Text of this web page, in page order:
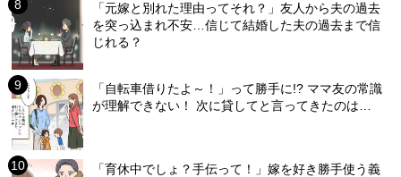
「元嫁と別れた理由ってそれ？」友人から夫の過去
を突っ込まれ不安…信じて結婚した夫の過去まで信
じれる？
「自転車借りたよ～！」って勝手に!? ママ友の常識
が理解できない！ 次に貸してと言ってきたのは…
「育休中でしょ？手伝って！」嫁を好き勝手使う義